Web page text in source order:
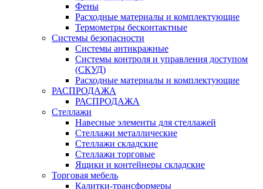
Фены
Расходные материалы и комплектующие
Термометры бесконтактные
Системы безопасности
Системы антикражные
Системы контроля и управления доступом
(СКУД)
Расходные материалы и комплектующие
РАСПРОДАЖА
РАСПРОДАЖА
Стеллажи
Навесные элементы для стеллажей
Стеллажи металлические
Стеллажи складские
Стеллажи торговые
Ящики и контейнеры складские
Торговая мебель
Калитки-трансформеры